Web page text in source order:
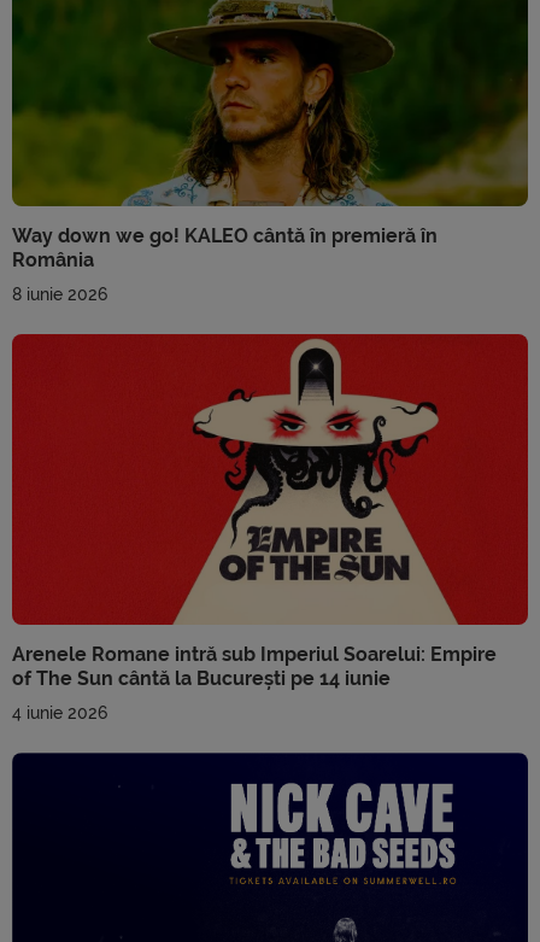
Way down we go! KALEO cântă în premieră în
România
8 iunie 2026
Arenele Romane intră sub Imperiul Soarelui: Empire
of The Sun cântă la București pe 14 iunie
4 iunie 2026